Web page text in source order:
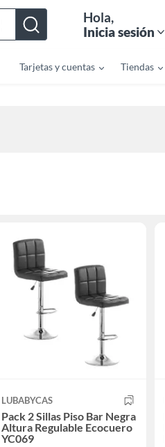
Hola,
Inicia sesión
Tarjetas y cuentas Tiendas
LUBABYCAS
Pack 2 Sillas Piso Bar Negra
Altura Regulable Ecocuero
YC069